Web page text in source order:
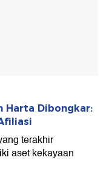
Harta Dibongkar:
terakhir
aset kekayaan